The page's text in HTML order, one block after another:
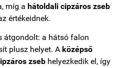
míg a hátoldali cipzáros zseb
értékeidnek.
átgondolt: a hátsó falon
plusz helyet. A középső
zseb helyezkedik el, így